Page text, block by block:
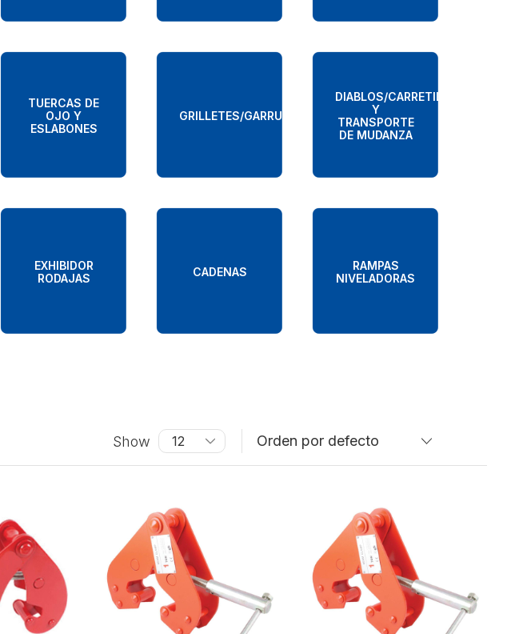
TUERCAS DE
OJO Y
ESLABONES
GRILLETES/GARRUCHAS/POLEAS
DIABLOS/CARRETILLA
Y
TRANSPORTE
DE MUDANZA
EXHIBIDOR
RODAJAS
CADENAS
RAMPAS
NIVELADORAS
Show